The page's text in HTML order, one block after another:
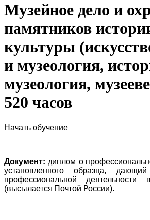
Музейное дело и
памятников
культуры
и музеология,
музеология,
520 часов
Начать обучение
Документ: диплом о
установленного образца,
профессиональной
(высылается Почтой России).